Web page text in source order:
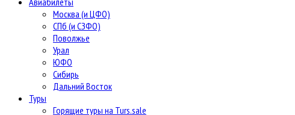
Москва (и ЦФО)
СПб (и СЗФО)
Поволжье
Урал
ЮФО
Сибирь
Дальний Восток
Туры
Горящие туры на Turs.sale